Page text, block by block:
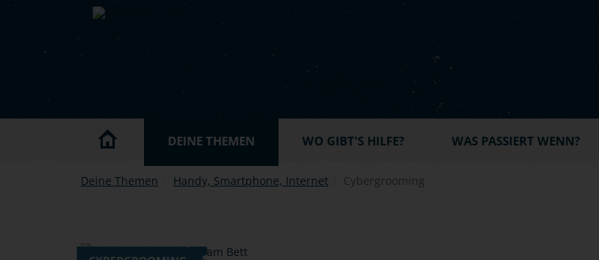
Skip to main content
DEINE THEMEN WO GIBT'S HILFE? WAS PASSIERT WENN?
Deine Themen Handy, Smartphone, Internet Cybergrooming